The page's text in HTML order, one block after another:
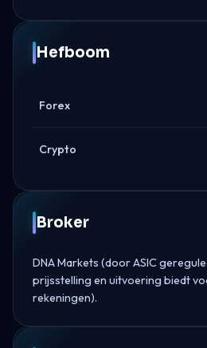
Hefboom
Forex
Crypto
Broker
DNA Markets (door ASIC
prijsstelling en uitvoering biedt
rekeningen).